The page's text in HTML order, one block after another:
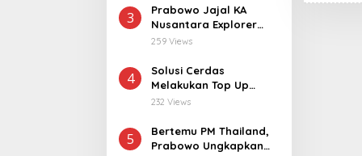
Keseriusan Polisi
Tangani Kasus
Rudapksa Sampai
3
Prabowo Jajal KA
Nusantara Explorer
dari Batang ke
Warga
259 Views
4
Solusi Cerdas
Melakukan Top Up
MLBB dan MCGG
Terjangkau
232 Views
5
Bertemu PM Thailand,
Prabowo Ungkapkan